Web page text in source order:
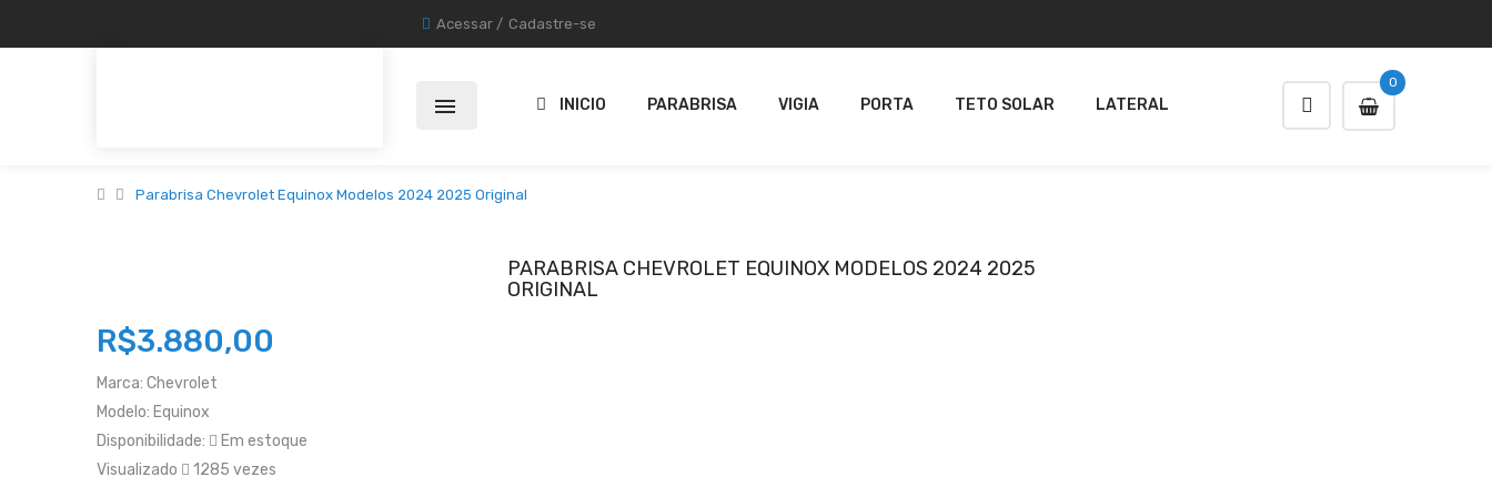
Acessar / Cadastre-se
INICIO PARABRISA VIGIA PORTA TETO SOLAR LATERAL
0
Parabrisa Chevrolet Equinox Modelos 2024 2025 Original
PARABRISA CHEVROLET EQUINOX MODELOS 2024 2025
ORIGINAL
R$3.880,00
Marca: Chevrolet
Modelo: Equinox
Disponibilidade:
Em estoque
Visualizado
1285 vezes